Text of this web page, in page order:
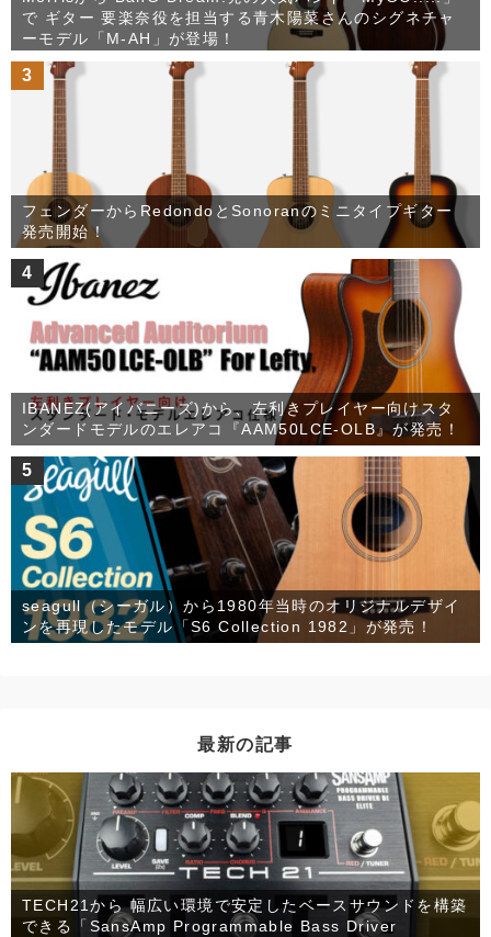
で ギター 要楽奈役を担当する青木陽菜さんのシグネチャ
ーモデル「M-AH」が登場！
3
フェンダーからRedondoとSonoranのミニタイプギター
発売開始！
4
IBANEZ(アイバニーズ)から、左利きプレイヤー向けスタ
ンダードモデルのエレアコ『AAM50LCE-OLB』が発売！
5
seagull（シーガル）から1980年当時のオリジナルデザイ
ンを再現したモデル「S6 Collection 1982」が発売！
最新の記事
TECH21から 幅広い環境で安定したベースサウンドを構築
できる「SansAmp Programmable Bass Driver